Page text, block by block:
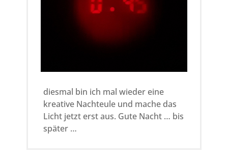
diesmal bin ich mal wieder eine
kreative Nachteule und mache das
Licht jetzt erst aus. Gute Nacht … bis
später …